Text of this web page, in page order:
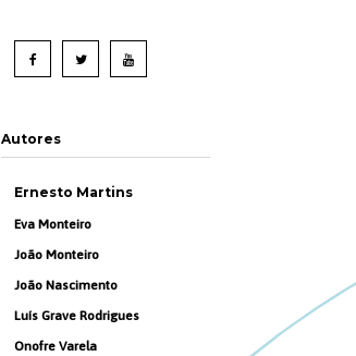
Autores
Ernesto Martins
Eva Monteiro
João Monteiro
João Nascimento
Luís Grave Rodrigues
Onofre Varela